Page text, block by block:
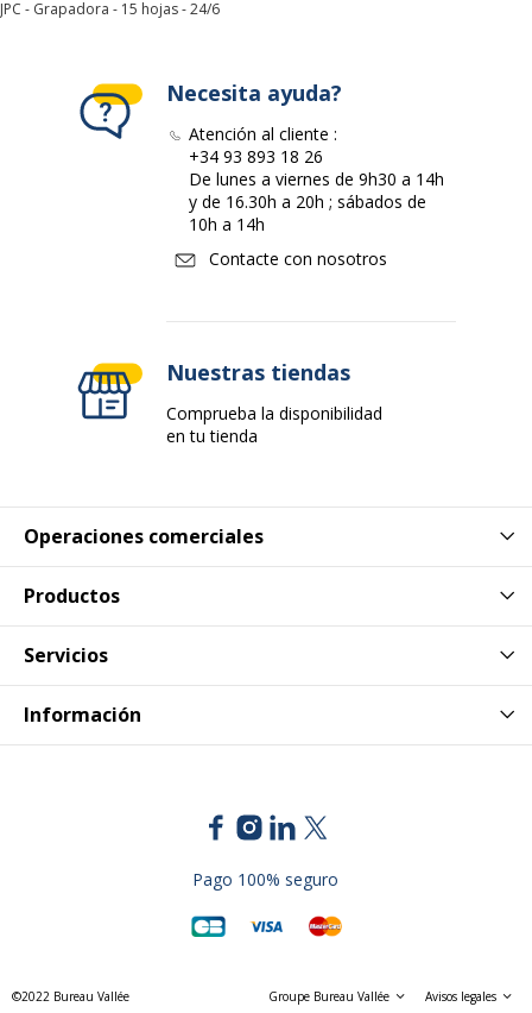
fabricante
Características ambientales
Impacto medioambiental undefined kg CO2e
Cantidad empaquetada 1
JPC - Grapadora - 15 hojas - 24/6
Operaciones comerciales
Productos
Servicios
Información
Necesita ayuda?
Atención al cliente :
+34 93 893 18 26
De lunes a viernes de 9h30 a 14h
y de 16.30h a 20h ; sábados de
10h a 14h
Contacte con nosotros
Nuestras tiendas
Comprueba la disponibilidad
en tu tienda
Pago 100% seguro
©2022 Bureau Vallée Groupe Bureau Vallée Avisos legales